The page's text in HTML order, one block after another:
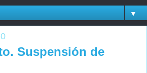
▼
Suspensión de